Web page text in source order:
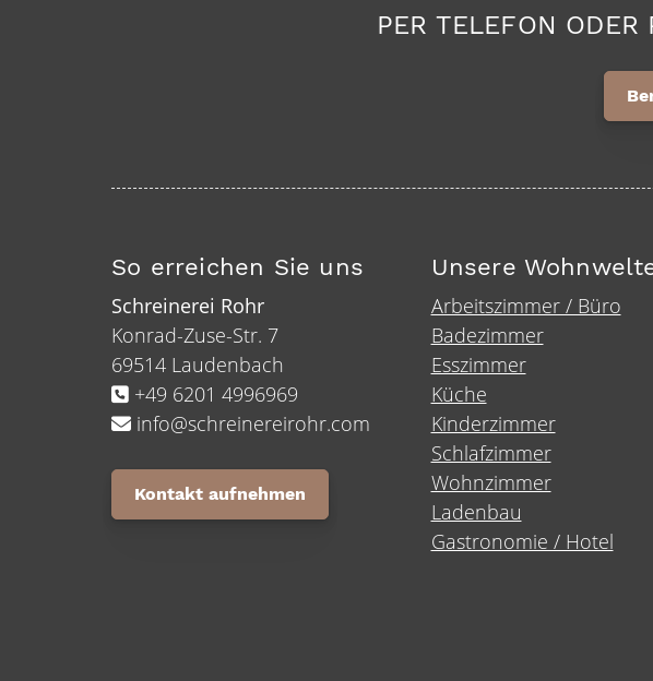
PER TELEFON
So erreichen Sie uns
Schreinerei Rohr
Konrad-Zuse-Str. 7
69514 Laudenbach
+49 6201 4996969
info@schreinereirohr.com
Kontakt aufnehmen
Unsere
Arbeitszimmer / Büro
Badezimmer
Esszimmer
Küche
Kinderzimmer
Schlafzimmer
Wohnzimmer
Ladenbau
Gastronomie / Hotel